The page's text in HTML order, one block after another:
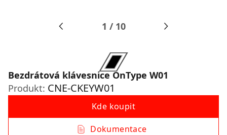
1 / 10
Bezdrátová klávesnice OnType W01
Produkt: CNE-CKEYW01
Kde koupit
Dokumentace